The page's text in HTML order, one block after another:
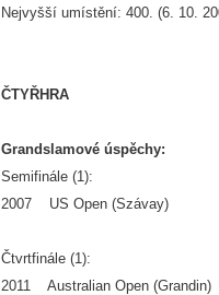
Nejvyšší umístění: 400. (6. 10.
ČTYŘHRA
Grandslamové úspěchy:
Semifinále (1):
2007 US Open (Szávay)
Čtvrtfinále (1):
2011 Australian Open (Grandin)